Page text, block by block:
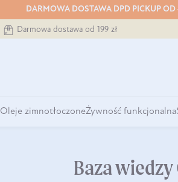
DARMOWA DOSTAWA DPD PICKUP
Darmowa dostawa od 199 zł
Oleje zimnotłoczoneŻywność funkcjonalna
Baza